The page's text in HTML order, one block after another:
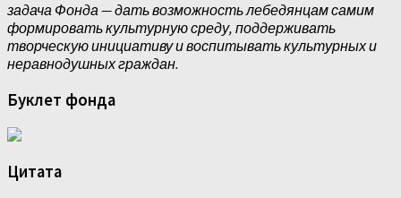
задача Фонда — дать возможность лебедянцам самим
формировать культурную среду, поддерживать
творческую инициативу и воспитывать культурных и
неравнодушных граждан.
Буклет фонда
Цитата